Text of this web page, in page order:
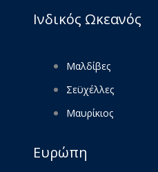
Ινδικός Ωκεανός
Μαλδίβες
Σεϋχέλλες
Μαυρίκιος
Ευρώπη